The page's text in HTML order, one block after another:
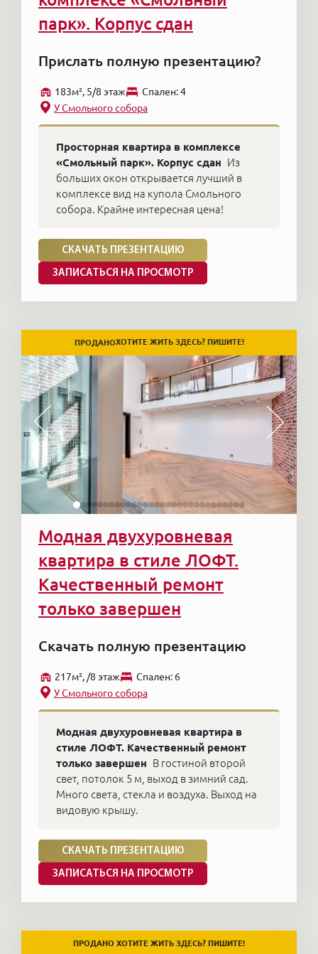
парк». Корпус сдан
Прислать полную презентацию?
183м², 5/8 этаж
Cпален: 4
У Смольного собора
Просторная квартира в комплексе
«Смольный парк». Корпус сдан Из
больших окон открывается лучший в
комплексе вид на купола Смольного
собора. Крайне интересная цена!
СКАЧАТЬ ПРЕЗЕНТАЦИЮ
ЗАПИСАТЬСЯ НА ПРОСМОТР
ПРОДАНОХОТИТЕ ЖИТЬ ЗДЕСЬ? ПИШИТЕ!
Модная двухуровневая
квартира в стиле ЛОФТ.
Качественный ремонт
только завершен
Скачать полную презентацию
217м², /8 этаж
Cпален: 6
У Смольного собора
Модная двухуровневая квартира в
стиле ЛОФТ. Качественный ремонт
только завершен В гостиной второй
свет, потолок 5 м, выход в зимний сад.
Много света, стекла и воздуха. Выход на
видовую крышу.
СКАЧАТЬ ПРЕЗЕНТАЦИЮ
ЗАПИСАТЬСЯ НА ПРОСМОТР
ПРОДАНО ХОТИТЕ ЖИТЬ ЗДЕСЬ? ПИШИТЕ!